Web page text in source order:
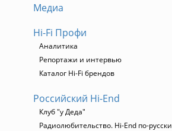
Медиа
Hi-Fi Профи
Аналитика
Репортажи и интервью
Каталог Hi-Fi брендов
Российский Hi-End
Клуб "у Деда"
Радиолюбительство. Hi-End по-русски